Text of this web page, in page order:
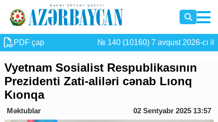
PDF çap № 140 (10160) 7 avqust 2026-cı il
Vyetnam Sosialist Respublikasının
Prezidenti Zati-aliləri cənab Lıonq
Kıonqa
Məktublar 02 Sentyabr 2025 13:57